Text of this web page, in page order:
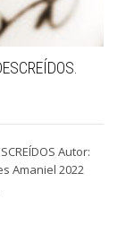
Autor:
Amaniel 2022